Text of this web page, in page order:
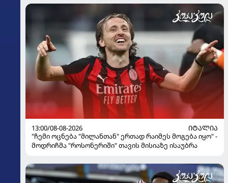
13:00/08-08-2026
ᲘᲢᲐᲚᲘᲐ
"ჩემი ოცნება "მილანთან" ერთად რაიმეს მოგება იყო" -
მოდრიჩმა "როსონერიში" თავის მისიაზე ისაუბრა